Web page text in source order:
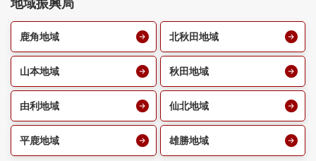
地域振興局
鹿角地域 北秋田地域
山本地域 秋田地域
由利地域 仙北地域
平鹿地域 雄勝地域